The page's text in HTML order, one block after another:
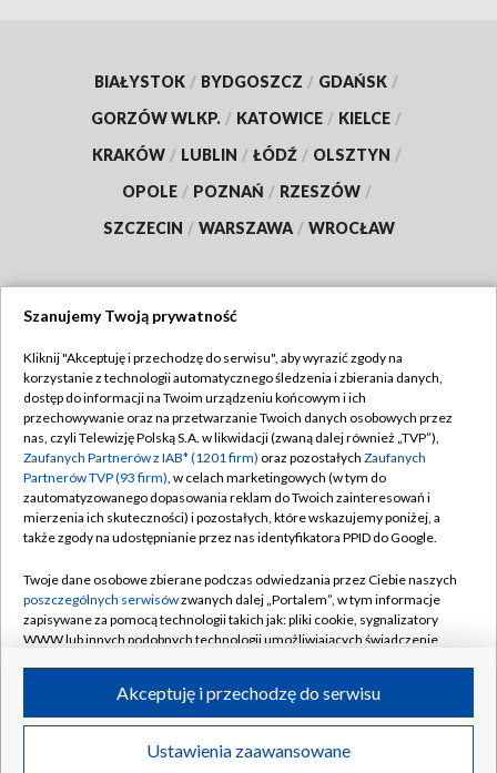
BIAŁYSTOK / BYDGOSZCZ / GDAŃSK /
GORZÓW WLKP. / KATOWICE / KIELCE /
KRAKÓW / LUBLIN / ŁÓDŹ / OLSZTYN /
OPOLE / POZNAŃ / RZESZÓW /
SZCZECIN / WARSZAWA / WROCŁAW
TVP
Abonament TVP
Emisja w TVP
Centrum informacji TVP
Naziemna Telewizja Cyfrowa
Rada Programowa
System NOS
Informacje o nadawcy
Program dla prasy
Regulamin TVP
Polityka prywatności
Moje zgody
Pomoc
Kontakt
Kanały
©2026 Telewizja Polska S.A. w likwidacji
Szanujemy Twoją prywatność
Kliknij "Akceptuję i przechodzę do serwisu", aby wyrazić zgody na
korzystanie z technologii automatycznego śledzenia i zbierania danych,
dostęp do informacji na Twoim urządzeniu końcowym i ich
przechowywanie oraz na przetwarzanie Twoich danych osobowych przez
nas, czyli Telewizję Polską S.A. w likwidacji (zwaną dalej również „TVP”),
Zaufanych Partnerów z IAB* (1201 firm) oraz pozostałych Zaufanych
Partnerów TVP (93 firm), w celach marketingowych (w tym do
zautomatyzowanego dopasowania reklam do Twoich zainteresowań i
mierzenia ich skuteczności) i pozostałych, które wskazujemy poniżej, a
także zgody na udostępnianie przez nas identyfikatora PPID do Google.
Twoje dane osobowe zbierane podczas odwiedzania przez Ciebie naszych
poszczególnych serwisówzwanych dalej „Portalem”, w tym informacje
zapisywane za pomocą technologii takich jak: pliki cookie, sygnalizatory
WWW lub innych podobnych technologii umożliwiających świadczenie
ruchu w Internecie.
Twoje dane osobowe zbierane podczas odwiedzania przez Ciebie
poszczególnych serwisówna Portalu, takie jak adresy IP, identyfikatory
Ustawienia zaawansowane
Akceptuję i przechodzę do serwisu